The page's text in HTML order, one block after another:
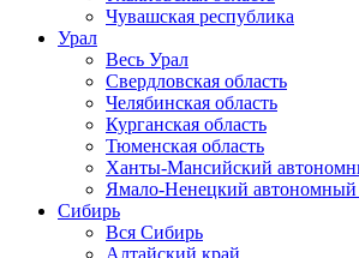
Чувашская республика
Урал
Весь Урал
Свердловская область
Челябинская область
Курганская область
Тюменская область
Ханты-Мансийский
Ямало-Ненецкий автономный
Сибирь
Вся Сибирь
Алтайский край